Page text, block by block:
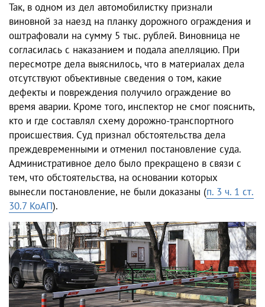
Так, в одном из дел автомобилистку признали
виновной за наезд на планку дорожного ограждения и
оштрафовали на сумму 5 тыс. рублей. Виновница не
согласилась с наказанием и подала апелляцию. При
пересмотре дела выяснилось, что в материалах дела
отсутствуют объективные сведения о том, какие
дефекты и повреждения получило ограждение во
время аварии. Кроме того, инспектор не смог пояснить,
кто и где составлял схему дорожно-транспортного
происшествия. Суд признал обстоятельства дела
преждевременными и отменил постановление суда.
Административное дело было прекращено в связи с
тем, что обстоятельства, на основании которых
вынесли постановление, не были доказаны (п. 3 ч. 1 ст.
30.7 КоАП).